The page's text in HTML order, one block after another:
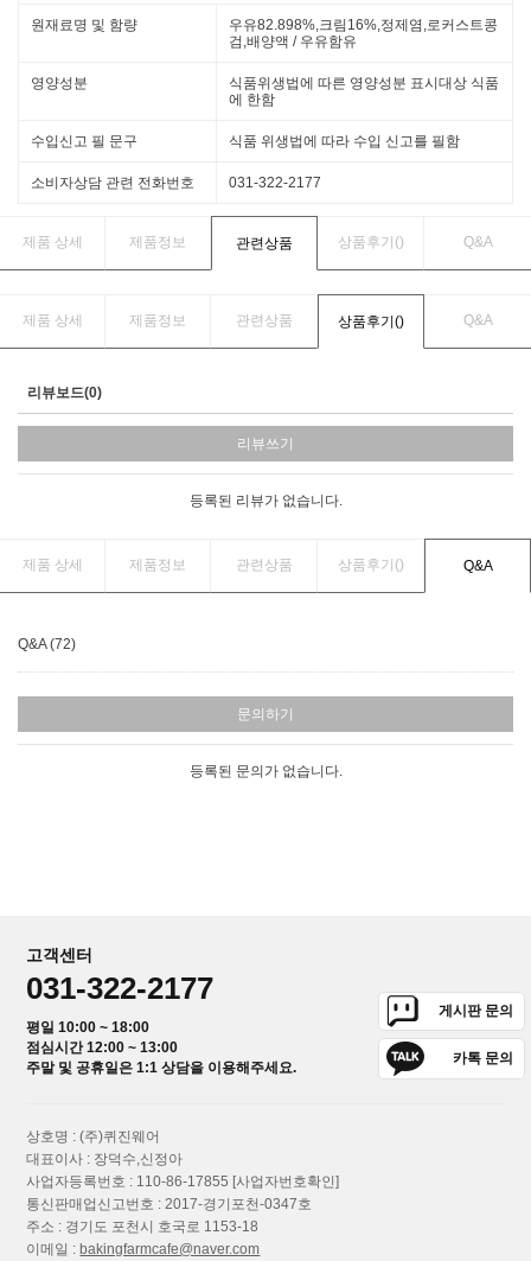
원재료명 및 함량
우유82.898%,크림16%,정제염,로커스트콩
검,배양액 / 우유함유
영양성분
식품위생법에 따른 영양성분 표시대상 식품
에 한함
수입신고 필 문구 식품 위생법에 따라 수입 신고를 필함
소비자상담 관련 전화번호 031-322-2177
제품 상세 제품정보 관련상품 상품후기() Q&A
제품 상세 제품정보 관련상품 상품후기() Q&A
리뷰보드(0)
리뷰쓰기
등록된 리뷰가 없습니다.
제품 상세 제품정보 관련상품 상품후기() Q&A
Q&A (72)
문의하기
등록된 문의가 없습니다.
고객센터
031-322-2177
평일 10:00 ~ 18:00
점심시간 12:00 ~ 13:00
주말 및 공휴일은 1:1 상담을 이용해주세요.
게시판 문의
카톡 문의
상호명 : (주)퀴진웨어
대표이사 : 장덕수,신정아
사업자등록번호 : 110-86-17855 [사업자번호확인]
통신판매업신고번호 : 2017-경기포천-0347호
주소 : 경기도 포천시 호국로 1153-18
이메일 :bakingfarmcafe@naver.com